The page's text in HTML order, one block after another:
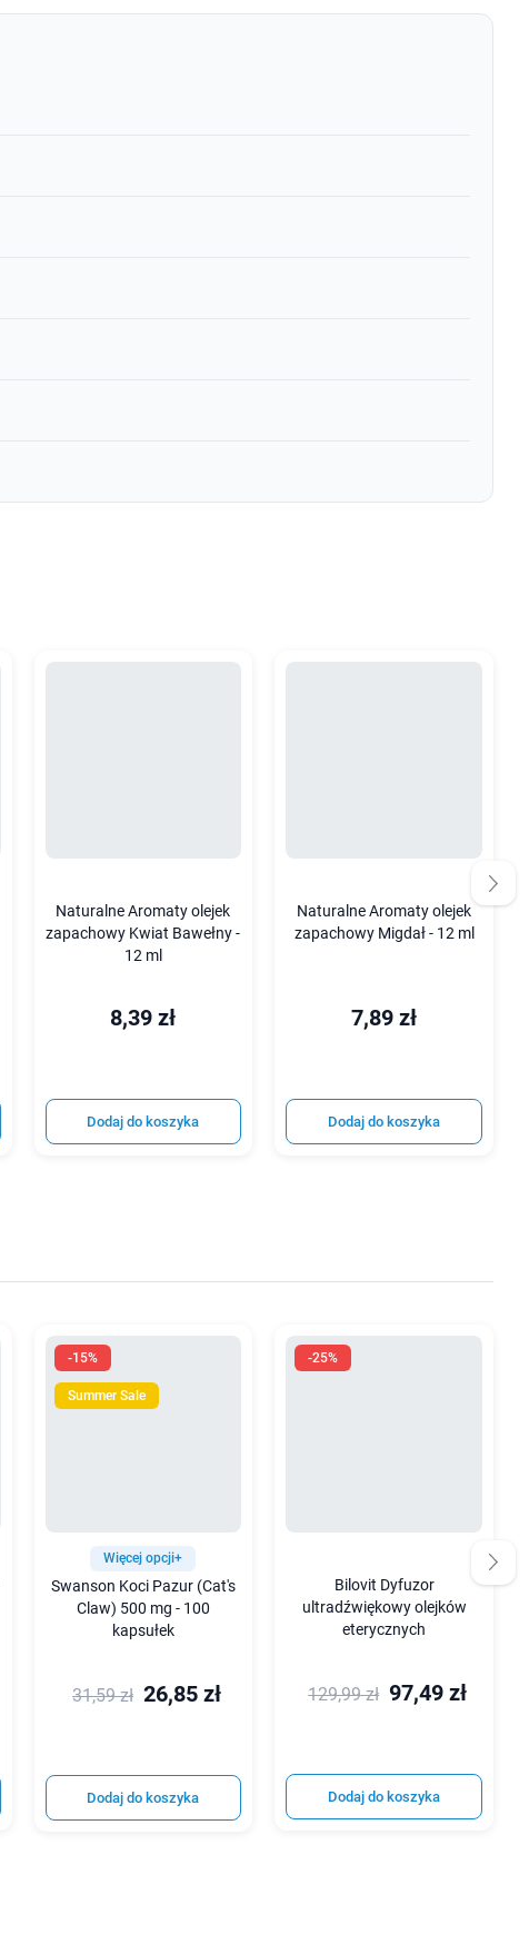
Naturalne Aromaty olejek
zapachowy Kwiat Bawełny -
12 ml
8,39 zł
Dodaj do koszyka
Naturalne Aromaty olejek
zapachowy Migdał - 12 ml
7,89 zł
Dodaj do koszyka
-15%
Summer Sale
Więcej opcji+
Swanson Koci Pazur (Cat's
Claw) 500 mg - 100
kapsułek
31,59 zł 26,85 zł
Dodaj do koszyka
-25%
Bilovit Dyfuzor
ultradźwiękowy olejków
eterycznych
129,99 zł 97,49 zł
Dodaj do koszyka